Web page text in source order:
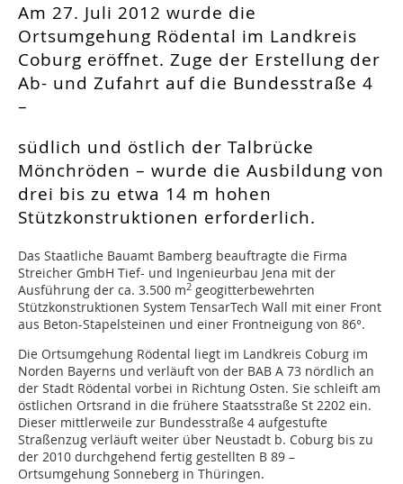
Am 27. Juli 2012 wurde die
Ortsumgehung Rödental im Landkreis
Coburg eröffnet. Zuge der Erstellung der
Ab- und Zufahrt auf die Bundesstraße 4
–
südlich und östlich der Talbrücke
Mönchröden – wurde die Ausbildung von
drei bis zu etwa 14 m hohen
Stützkonstruktionen erforderlich.
Das Staatliche Bauamt Bamberg beauftragte die Firma
Streicher GmbH Tief- und Ingenieurbau Jena mit der
Ausführung der ca. 3.500 m2 geogitterbewehrten
Stützkonstruktionen System TensarTech Wall mit einer Front
aus Beton-Stapelsteinen und einer Frontneigung von 86°.
Die Ortsumgehung Rödental liegt im Landkreis Coburg im
Norden Bayerns und verläuft von der BAB A 73 nördlich an
der Stadt Rödental vorbei in Richtung Osten. Sie schleift am
östlichen Ortsrand in die frühere Staatsstraße St 2202 ein.
Dieser mittlerweile zur Bundesstraße 4 aufgestufte
Straßenzug verläuft weiter über Neustadt b. Coburg bis zu
der 2010 durchgehend fertig gestellten B 89 –
Ortsumgehung Sonneberg in Thüringen.